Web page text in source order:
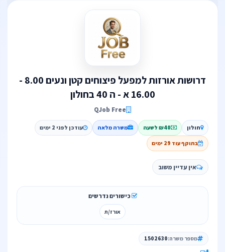
דרושות אורזות למפעל פיצוחים קטן ונעים 8.00 -
16.00 א - ה 40 בחולון
QJob Free
חולון ₪40 לשעה משרה מלאה עודכן לפני 2 ימים
בתוקף עוד 29 ימים
אין עדיין משוב
כישורים נדרשים
אורז/ת
מספר משרה:1502630